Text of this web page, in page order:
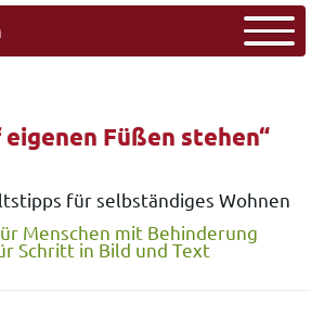
eigenen Füßen stehen“
für selbständiges Wohnen
Menschen mit Behinderung
Schritt in Bild und Text